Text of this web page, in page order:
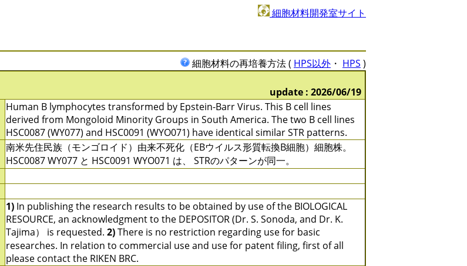
細胞材料開発室サイト
細胞材料の再培養方法 ( HPS以外 ・ HPS )
update : 2026/06/19
Human B lymphocytes transformed by Epstein-Barr Virus. This B cell lines
derived from Mongoloid Minority Groups in South America. The two B cell lines
HSC0087 (WY077) and HSC0091 (WYO071) have identical similar STR patterns.
南米先住民族（モンゴロイド）由来不死化（EBウイルス形質転換B細胞）細胞株。
HSC0087 WY077 と HSC0091 WYO071 は、 STRのパターンが同一。
1) In publishing the research results to be obtained by use of the BIOLOGICAL
RESOURCE, an acknowledgment to the DEPOSITOR (Dr. S. Sonoda, and Dr. K.
Tajima） is requested. 2)There is no restriction regarding use for basic
researches. In relation to commercial use and use for patent filing, first of all
please contact the RIKEN BRC.